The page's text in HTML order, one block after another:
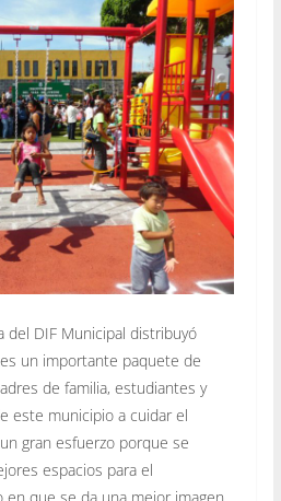
del DIF Municipal distribuyó
un importante paquete de
de familia, estudiantes y
este municipio a cuidar el
gran esfuerzo porque se
espacios para el